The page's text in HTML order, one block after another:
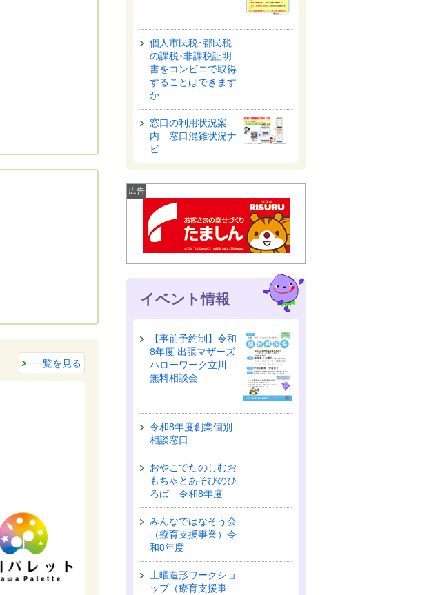
一覧を見る
個人市民税･都民税
の課税･非課税証明
書をコンビニで取得
することはできます
か
窓口の利用状況案
内 窓口混雑状況ナ
ビ
広告
イベント情報
【事前予約制】令和
8年度 出張マザーズ
ハローワーク立川
無料相談会
令和8年度創業個別
相談窓口
おやこでたのしむお
もちゃとあそびのひ
ろば 令和8年度
みんなではなそう会
（療育支援事業）令
和8年度
土曜造形ワークショ
ップ（療育支援事